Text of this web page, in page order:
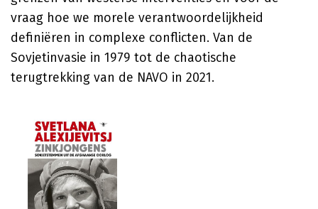
vraag hoe we morele verantwoordelijkheid
definiëren in complexe conflicten. Van de
Sovjetinvasie in 1979 tot de chaotische
terugtrekking van de NAVO in 2021.